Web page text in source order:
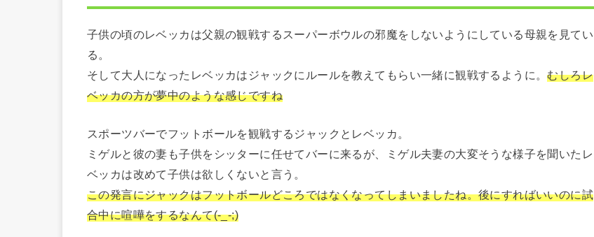
子供の頃のレベッカは父親の観戦するスーパーボウルの邪魔をしないようにしている母親を見てい
る。
そして大人になったレベッカはジャックにルールを教えてもらい一緒に観戦するように。むしろレ
ベッカの方が夢中のような感じですね
スポーツバーでフットボールを観戦するジャックとレベッカ。
ミゲルと彼の妻も子供をシッターに任せてバーに来るが、ミゲル夫妻の大変そうな様子を聞いたレ
ベッカは改めて子供は欲しくないと言う。
この発言にジャックはフットボールどころではなくなってしまいましたね。後にすればいいのに試
合中に喧嘩をするなんて(-_-;)